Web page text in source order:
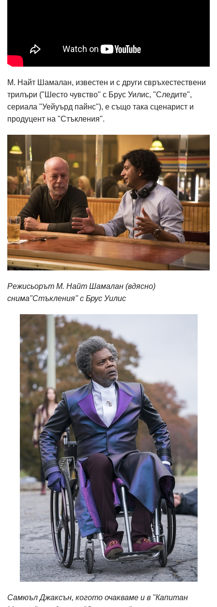
М. Найт Шамалан, известен и с други свръхестествени
трилъри ("Шесто чувство" с Брус Уилис, "Следите",
сериала "Уейуърд пайнс"), е също така сценарист и
продуцент на "Стъкления".
Режисьорът М. Найт Шамалан (вдясно)
снима"Стъкления" с Брус Уилис
Самюъл Джаксън, когото очакваме и в "Капитан